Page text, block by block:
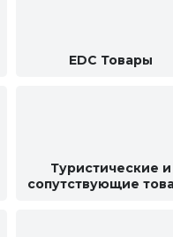
EDC Товары
Туристические и
сопутствующие